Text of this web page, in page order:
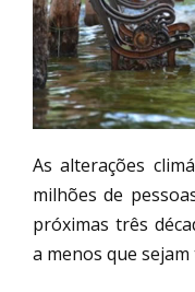
As alterações
milhões de
próximas três
a menos que